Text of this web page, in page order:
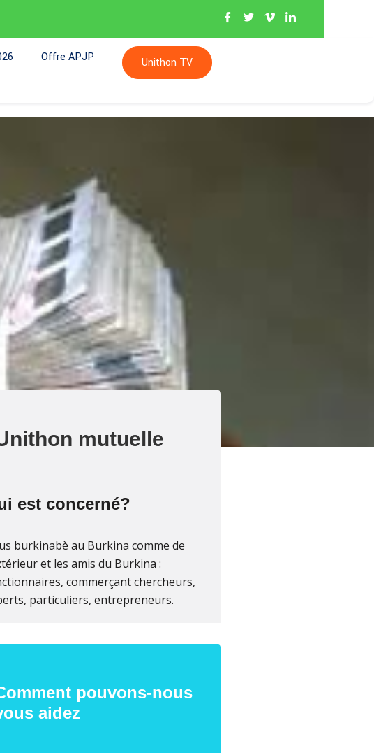
Offre APJP Unithon TV
mutuelle
est concerné?
burkinabè au Burkina comme de
et les amis du Burkina :
commerçant chercheurs,
particuliers, entrepreneurs.
pouvons-nous
aidez